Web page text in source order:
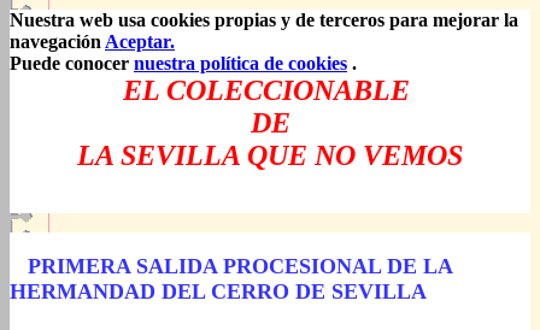
Nuestra web usa cookies propias y de terceros para mejorar la
navegación Aceptar.
Puede conocer nuestra política de cookies .
EL COLECCIONABLE
DE
LA SEVILLA QUE NO VEMOS
PRIMERA SALIDA PROCESIONAL DE LA
HERMANDAD DEL CERRO DE SEVILLA